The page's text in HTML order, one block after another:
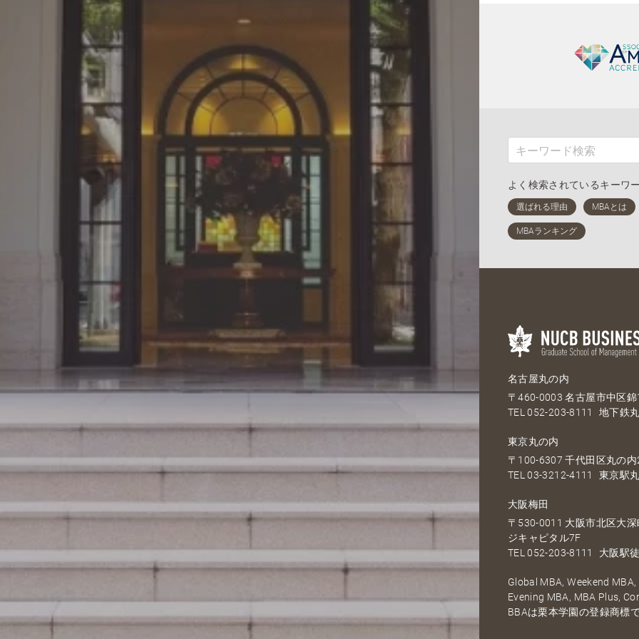
よく検索されているキーワ
名古屋丸の内
〒460-0003 名古屋市中区
TEL052-203-8111 地下鉄
東京丸の内
〒100-6307 千代田区丸の
TEL03-3212-4111 東京駅
大阪梅田
〒530-0011 大阪市北区大
ジキャピタル7F
TEL052-203-8111 大阪駅
Global MBA, Weekend
Evening MBA, MBA Plus,
BBAは栗本学園の登録商標